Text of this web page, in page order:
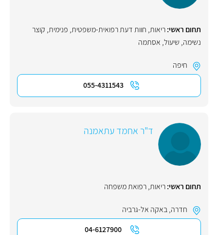
תחום ראשי:ריאות, חוות דעת רפואית-משפטית, פנימית, קוצר
נשימה, שיעול, אסתמה
חיפה
055-4311543
ד"ר אחמד עתאמנה
תחום ראשי:ריאות,רפואת משפחה
חדרה,באקה אל-גרביה
04-6127900